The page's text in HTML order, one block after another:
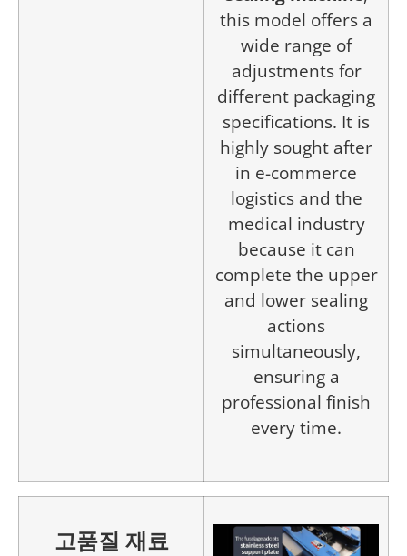
this model offers a
wide range of
adjustments for
different packaging
specifications. It is
highly sought after
in e-commerce
logistics and the
medical industry
because it can
complete the upper
and lower sealing
actions
simultaneously,
ensuring a
professional finish
every time.
고품질 재료